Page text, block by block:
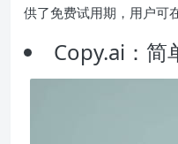
供了免费试用期，用户可
Copy.ai：简